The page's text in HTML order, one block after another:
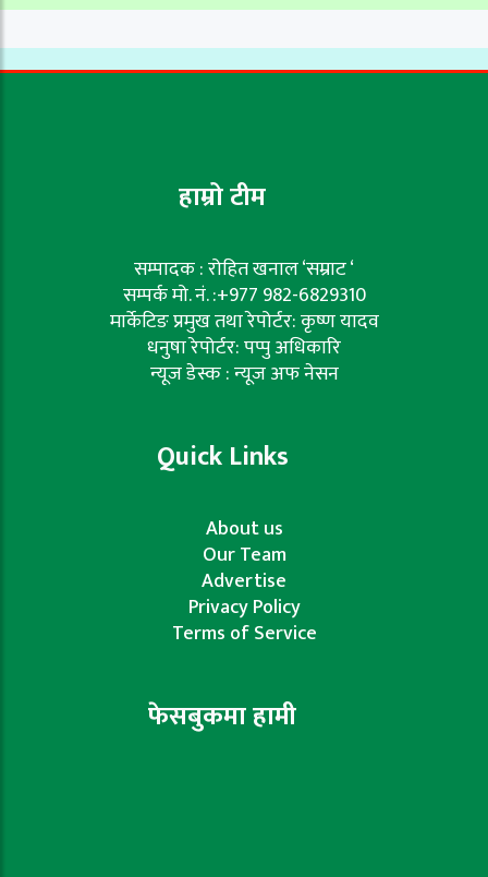
हाम्रो टीम
सम्पादक : रोहित खनाल ‘सम्राट ‘
सम्पर्क मो. नं. :+977 982-6829310
मार्केटिङ प्रमुख तथा रेपोर्टर: कृष्ण यादव
धनुषा रेपोर्टर: पप्पु अधिकारि
न्यूज डेस्क : न्यूज अफ नेसन
Quick Links
About us
Our Team
Advertise
Privacy Policy
Terms of Service
फेसबुकमा हामी